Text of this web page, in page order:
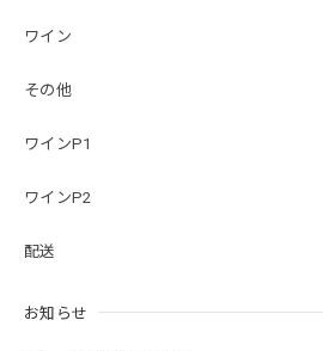
ワイン
その他
ワインP1
ワインP2
配送
お知らせ